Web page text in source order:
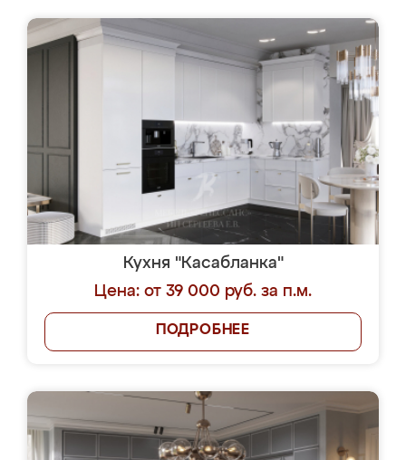
Кухня "Касабланка"
Цена: от 39 000 руб. за п.м.
ПОДРОБНЕЕ